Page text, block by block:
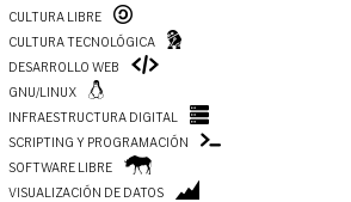
CULTURA LIBRE
CULTURA TECNOLÓGICA
DESARROLLO WEB
GNU/LINUX
INFRAESTRUCTURA DIGITAL
SCRIPTING Y PROGRAMACIÓN
SOFTWARE LIBRE
VISUALIZACIÓN DE DATOS